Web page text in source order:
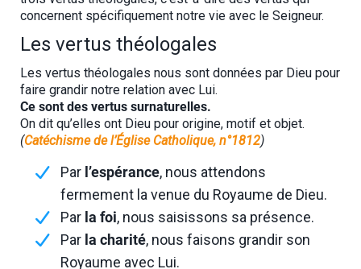
concernent spécifiquement notre vie avec le Seigneur.
Les vertus théologales
Les vertus théologales nous sont données par Dieu pour
faire grandir notre relation avec Lui.
Ce sont des vertus surnaturelles.
On dit qu’elles ont Dieu pour origine, motif et objet.
(Catéchisme de l’Église Catholique, n°1812)
Par l’espérance, nous attendons
fermement la venue du Royaume de Dieu.
Par la foi, nous saisissons sa présence.
Par la charité, nous faisons grandir son
Royaume avec Lui.